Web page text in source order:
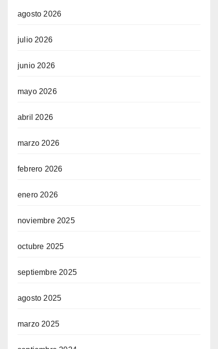
agosto 2026
julio 2026
junio 2026
mayo 2026
abril 2026
marzo 2026
febrero 2026
enero 2026
noviembre 2025
octubre 2025
septiembre 2025
agosto 2025
marzo 2025